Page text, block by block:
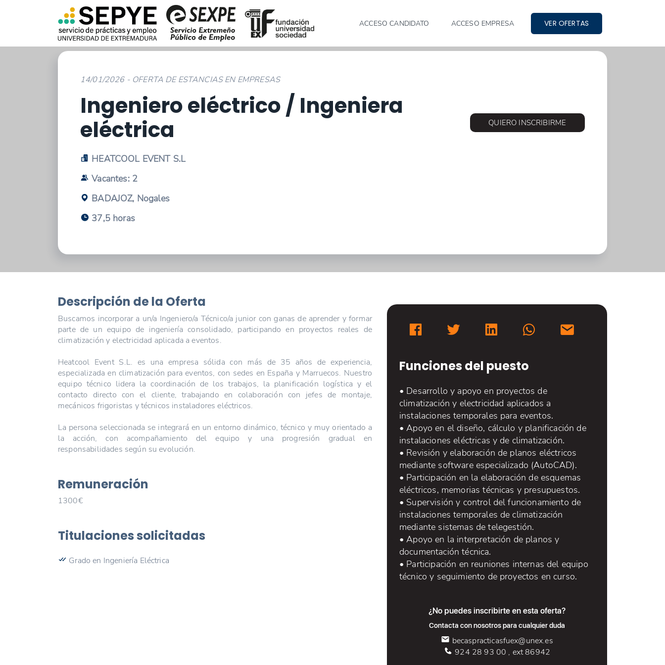
ACCESO CANDIDATO ACCESO EMPRESA VER OFERTAS
14/01/2026 - OFERTA DE ESTANCIAS EN EMPRESAS
Ingeniero eléctrico / Ingeniera
eléctrica
HEATCOOL EVENT S.L
Vacantes: 2
BADAJOZ, Nogales
37,5 horas
QUIERO INSCRIBIRME
Descripción de la Oferta
Buscamos incorporar a un/a Ingeniero/a Técnico/a junior con ganas de aprender y formar
parte de un equipo de ingeniería consolidado, participando en proyectos reales de
climatización y electricidad aplicada a eventos.
Heatcool Event S.L. es una empresa sólida con más de 35 años de experiencia,
especializada en climatización para eventos, con sedes en España y Marruecos. Nuestro
equipo técnico lidera la coordinación de los trabajos, la planificación logística y el
contacto directo con el cliente, trabajando en colaboración con jefes de montaje,
mecánicos frigoristas y técnicos instaladores eléctricos.
La persona seleccionada se integrará en un entorno dinámico, técnico y muy orientado a
la acción, con acompañamiento del equipo y una progresión gradual en
responsabilidades según su evolución.
Remuneración
1300€
Titulaciones solicitadas
Grado en Ingeniería Eléctrica
Funciones del puesto
• Desarrollo y apoyo en proyectos de
climatización y electricidad aplicados a
instalaciones temporales para eventos.
• Apoyo en el diseño, cálculo y planificación de
instalaciones eléctricas y de climatización.
• Revisión y elaboración de planos eléctricos
mediante software especializado (AutoCAD).
• Participación en la elaboración de esquemas
eléctricos, memorias técnicas y presupuestos.
• Supervisión y control del funcionamiento de
instalaciones temporales de climatización
mediante sistemas de telegestión.
• Apoyo en la interpretación de planos y
documentación técnica.
• Participación en reuniones internas del equipo
técnico y seguimiento de proyectos en curso.
¿No puedes inscribirte en esta oferta?
Contacta con nosotros para cualquier duda
becaspracticasfuex@unex.es
924 28 93 00 , ext 86942